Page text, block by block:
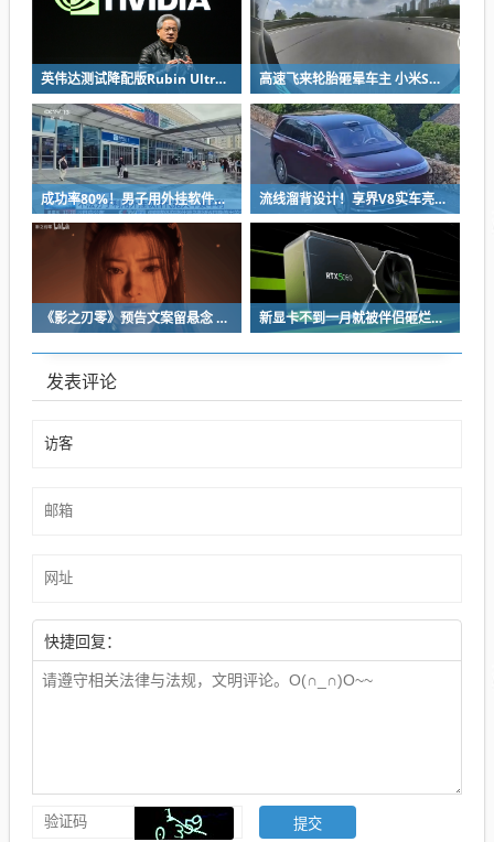
英伟达测试降配版Rubin Ultra GPU：HBM短缺下芯片厂商如何破局 高速飞来轮胎砸晕车主 小米SU7自动断电呼叫120 全程半小时救回一命
成功率80%！男子用外挂软件抢12306火车票：牟利2万多被判刑 流线溜背设计！享界V8实车亮相：增程版最大续航339km
《影之刃零》预告文案留悬念 玩家：要反向跳票 新显卡不到一月就被伴侣砸烂：小哥哀叹如此脆弱
发表评论
快捷回复：